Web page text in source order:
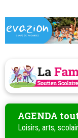
AGENDA
Loisirs, arts,